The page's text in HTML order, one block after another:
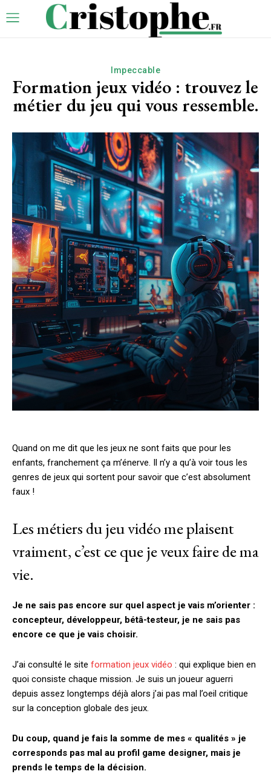
Impeccable
Formation jeux vidéo : trouvez le
métier du jeu qui vous ressemble.
Quand on me dit que les jeux ne sont faits que pour les
enfants, franchement ça m’énerve. Il n’y a qu’à voir tous les
genres de jeux qui sortent pour savoir que c’est absolument
faux !
Les métiers du jeu vidéo me plaisent
vraiment, c’est ce que je veux faire de ma
vie.
Je ne sais pas encore sur quel aspect je vais m’orienter :
concepteur, développeur, bétâ-testeur, je ne sais pas
encore ce que je vais choisir.
J’ai consulté le site formation jeux vidéo : qui explique bien en
quoi consiste chaque mission. Je suis un joueur aguerri
depuis assez longtemps déjà alors j’ai pas mal l’oeil critique
sur la conception globale des jeux.
Du coup, quand je fais la somme de mes « qualités » je
corresponds pas mal au profil game designer, mais je
prends le temps de la décision.